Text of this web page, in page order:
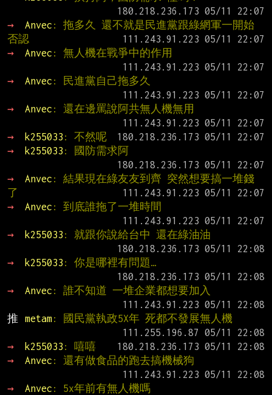
→
Anvec : 拖多久 還不就是民進黨跟綠網軍一開始
否認
→
Anvec : 無人機在戰爭中的作用
→
Anvec : 民進黨自己拖多久
→
Anvec : 還在邊罵說阿共無人機無用
→
k255033 : 不然呢
→
k255033 : 國防需求阿
→
Anvec : 結果現在綠友友到齊 突然想要搞一堆錢
了
→
Anvec : 到底誰拖了一堆時間
→
k255033 : 就跟你說給台中 還在綠油油
→
k255033 : 你是哪裡有問題…
→
Anvec : 誰不知道 一堆企業都想要加入
推
metam: 國民黨執政5X年 死都不發展無人機
→
k255033 : 嘻嘻
→
Anvec : 還有做食品的跑去搞機械狗
→
Anvec : 5x年前有無人機嗎